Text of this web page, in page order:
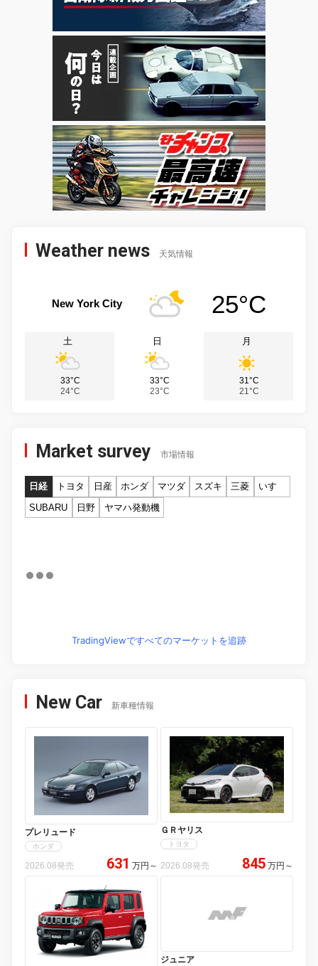
Weather news 天気情報
New York City 25°C
土
33°C
24°C
日
33°C
23°C
月
31°C
21°C
Market survey 市場情報
日経 トヨタ 日産 ホンダ マツダ スズキ 三菱
いすゞ
SUBARU
日野 ヤマハ発動機
TradingViewですべてのマーケットを追跡
New Car 新車種情報
プレリュード
ホンダ
2026.08発売 631 万円 ～
ＧＲヤリス
トヨタ
2026.08発売 845 万円 ～
ジュニア